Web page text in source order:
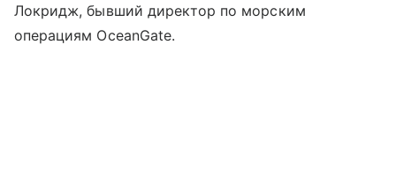
Локридж, бывший директор по морским
операциям OceanGate.